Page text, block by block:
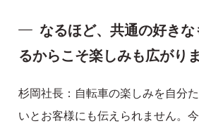
なるほど、共通の好き
るからこそ楽しみも広がり
杉岡社長：自転車の楽しみを自分
いとお客様にも伝えられません。